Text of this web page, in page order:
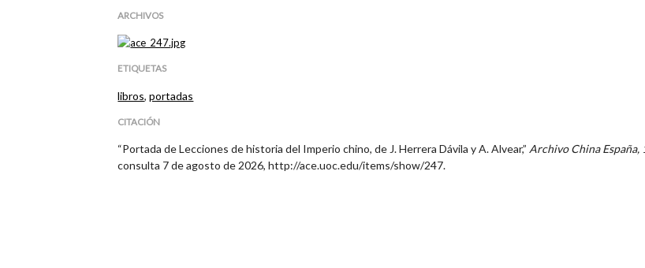
ARCHIVOS
ETIQUETAS
libros,portadas
CITACIÓN
“Portada de Lecciones de historia del Imperio chino, de J. Herrera Dávila y A. Alvear,”Archivo China España,
consulta 7 de agosto de 2026,http://ace.uoc.edu/items/show/247.